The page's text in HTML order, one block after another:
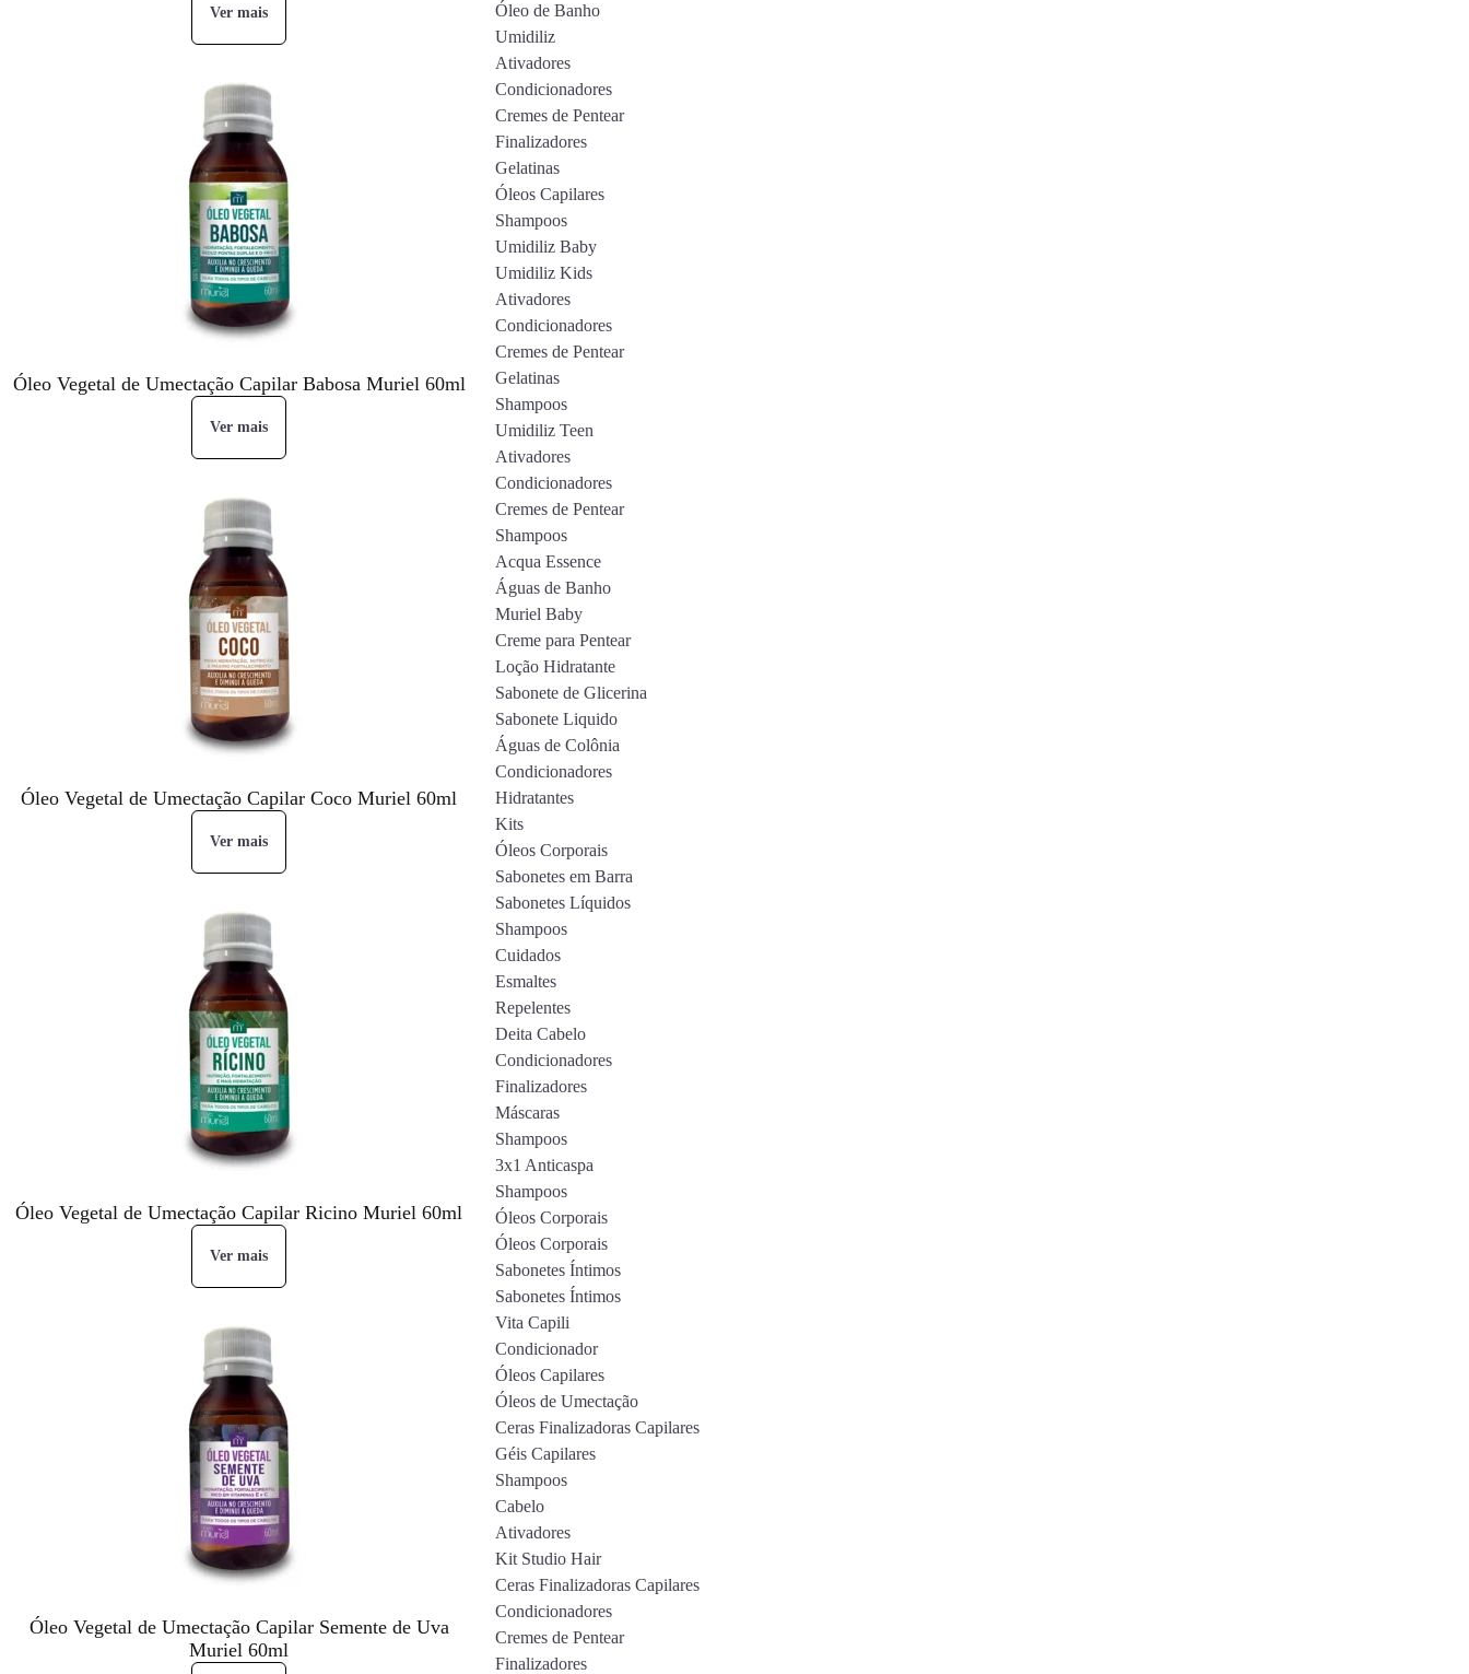
Ver mais
Óleo Vegetal de Umectação Capilar Babosa Muriel 60ml
Ver mais
Óleo Vegetal de Umectação Capilar Coco Muriel 60ml
Ver mais
Óleo Vegetal de Umectação Capilar Ricino Muriel 60ml
Ver mais
Óleo Vegetal de Umectação Capilar Semente de Uva
Muriel 60ml
Óleo de Banho
Umidiliz
Ativadores
Condicionadores
Cremes de Pentear
Finalizadores
Gelatinas
Óleos Capilares
Shampoos
Umidiliz Baby
Umidiliz Kids
Ativadores
Condicionadores
Cremes de Pentear
Gelatinas
Shampoos
Umidiliz Teen
Ativadores
Condicionadores
Cremes de Pentear
Shampoos
Acqua Essence
Águas de Banho
Muriel Baby
Creme para Pentear
Loção Hidratante
Sabonete de Glicerina
Sabonete Liquido
Águas de Colônia
Condicionadores
Hidratantes
Kits
Óleos Corporais
Sabonetes em Barra
Sabonetes Líquidos
Shampoos
Cuidados
Esmaltes
Repelentes
Deita Cabelo
Condicionadores
Finalizadores
Máscaras
Shampoos
3x1 Anticaspa
Shampoos
Óleos Corporais
Óleos Corporais
Sabonetes Íntimos
Sabonetes Íntimos
Vita Capili
Condicionador
Óleos Capilares
Óleos de Umectação
Ceras Finalizadoras Capilares
Géis Capilares
Shampoos
Cabelo
Ativadores
Kit Studio Hair
Ceras Finalizadoras Capilares
Condicionadores
Cremes de Pentear
Finalizadores